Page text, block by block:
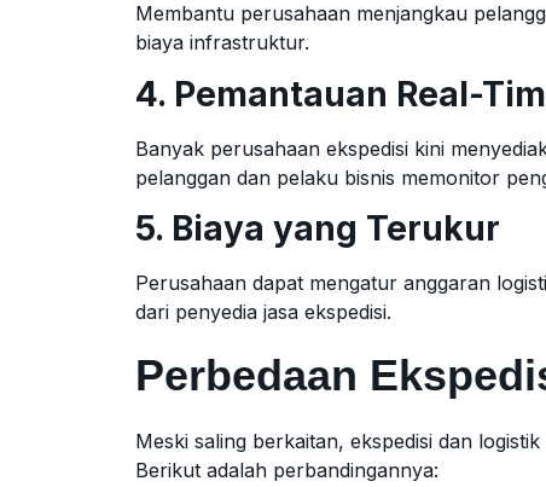
Membantu perusahaan menjangkau
biaya infrastruktur.
4. Pemantauan Real-
Banyak perusahaan ekspedisi kini
pelanggan dan pelaku bisnis memonitor
5. Biaya yang Terukur
Perusahaan dapat mengatur anggaran
dari penyedia jasa ekspedisi.
Perbedaan
Meski saling berkaitan, ekspedisi dan
Berikut adalah perbandingannya: